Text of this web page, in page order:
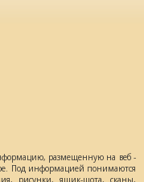
размещенную на веб -
Под информацией понимаются
рисунки, ящик-шота, сканы,